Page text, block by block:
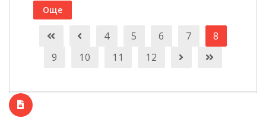
Още
4 5 6 7
8
9
10 11 12